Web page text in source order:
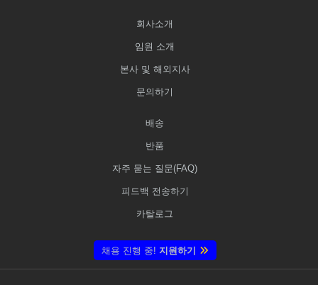
회사소개
임원 소개
본사 및 해외지사
문의하기
배송
반품
자주 묻는 질문(FAQ)
피드백 전송하기
카탈로그
채용 진행 중! 지원하기